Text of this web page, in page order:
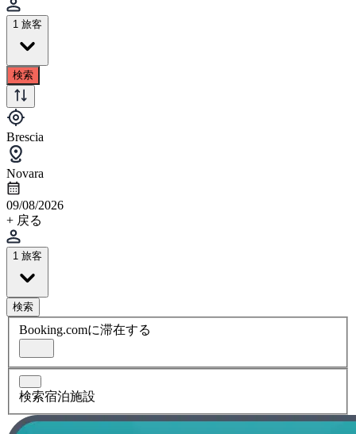
1 旅客
検索
Brescia
Novara
09/08/2026
+ 戻る
1 旅客
検索
Booking.comに滞在する
検索宿泊施設